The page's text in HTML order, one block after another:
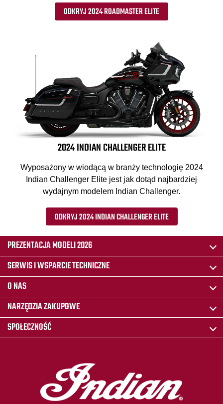
ODKRYJ 2024 ROADMASTER ELITE
2024 INDIAN CHALLENGER ELITE
Wyposażony w wiodącą w branży technologię 2024
Indian Challenger Elite jest jak dotąd najbardziej
wydajnym modelem Indian Challenger.
ODKRYJ 2024 INDIAN CHALLENGER ELITE
PREZENTACJA MODELI 2026
SERWIS I WSPARCIE TECHNICZNE
O NAS
NARZĘDZIA ZAKUPOWE
SPOŁECZNOŚĆ